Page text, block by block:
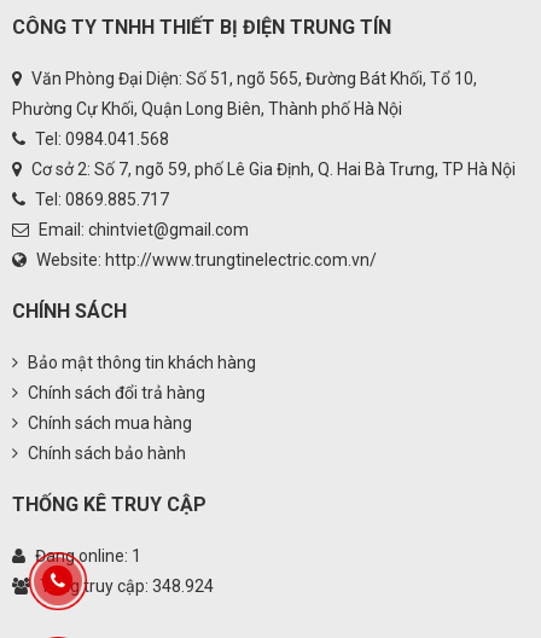
CÔNG TY TNHH THIẾT BỊ ĐIỆN TRUNG TÍN
Văn Phòng Đại Diện: Số 51, ngõ 565, Đường Bát Khối, Tổ 10,
Phường Cự Khối, Quận Long Biên, Thành phố Hà Nội
Tel: 0984.041.568
Cơ sở 2: Số 7, ngõ 59, phố Lê Gia Định, Q. Hai Bà Trưng, TP Hà Nội
Tel: 0869.885.717
Email: chintviet@gmail.com
Website: http://www.trungtinelectric.com.vn/
CHÍNH SÁCH
Bảo mật thông tin khách hàng
Chính sách đổi trả hàng
Chính sách mua hàng
Chính sách bảo hành
THỐNG KÊ TRUY CẬP
Đang online: 1
Tổng truy cập: 348.924